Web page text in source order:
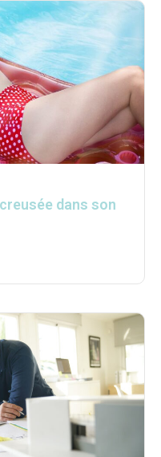
dans son